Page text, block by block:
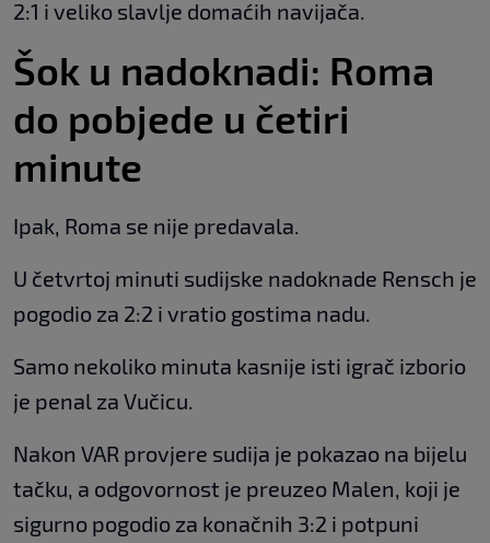
2:1 i veliko slavlje domaćih navijača.
Šok u nadoknadi: Roma
do pobjede u četiri
minute
Ipak, Roma se nije predavala.
U četvrtoj minuti sudijske nadoknade Rensch je
pogodio za 2:2 i vratio gostima nadu.
Samo nekoliko minuta kasnije isti igrač izborio
je penal za Vučicu.
Nakon VAR provjere sudija je pokazao na bijelu
tačku, a odgovornost je preuzeo Malen, koji je
sigurno pogodio za konačnih 3:2 i potpuni